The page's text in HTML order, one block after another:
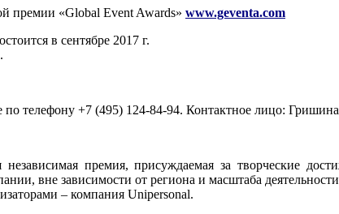
премии «Global Event Awards» www.geventa.com
в сентябре 2017 г.
по телефону +7 (495) 124-84-94. Контактное лицо:
премия, присуждаемая за творческие
вне зависимости от региона и масштаба
– компания Unipersonal.